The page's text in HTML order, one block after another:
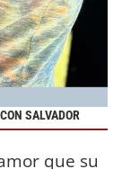
SALVADOR
que su